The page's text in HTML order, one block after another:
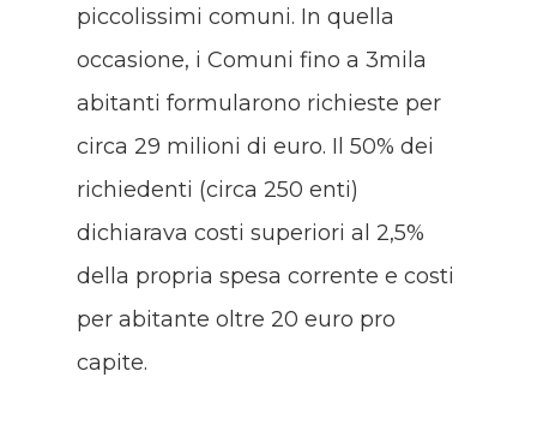
piccolissimi comuni. In quella
occasione, i Comuni fino a 3mila
abitanti formularono richieste per
circa 29 milioni di euro. Il 50% dei
richiedenti (circa 250 enti)
dichiarava costi superiori al 2,5%
della propria spesa corrente e costi
per abitante oltre 20 euro pro
capite.